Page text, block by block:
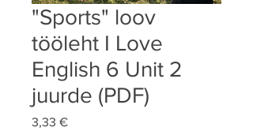
"Sports" loov
tööleht I Love
English 6 Unit 2
juurde (PDF)
3,33 €Price